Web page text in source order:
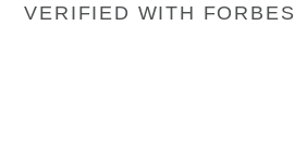
VERIFIED WITH FORBES